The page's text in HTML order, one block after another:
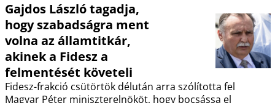
Gajdos László tagadja,
hogy szabadságra ment
volna az államtitkár,
akinek a Fidesz a
felmentését követeli
Fidesz-frakció csütörtök délután arra szólította fel
Magyar Péter miniszterelnököt, hogy bocsássa el